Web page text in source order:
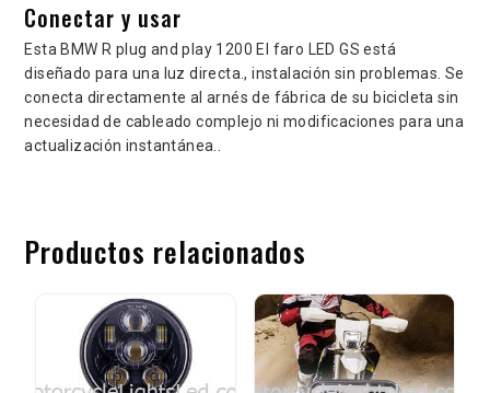
Conectar y usar
Esta BMW R plug and play 1200 El faro LED GS está
diseñado para una luz directa., instalación sin problemas. Se
conecta directamente al arnés de fábrica de su bicicleta sin
necesidad de cableado complejo ni modificaciones para una
actualización instantánea..
Productos relacionados